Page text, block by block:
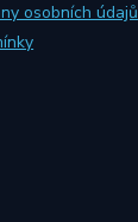
osobních údajů